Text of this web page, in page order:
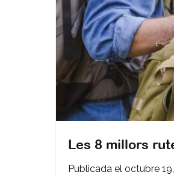
Les 8 millors
Publicada el octubre